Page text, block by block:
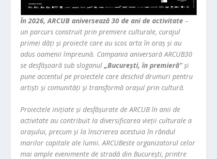
În 2026, ARCUB aniversează 30 de ani de activitate –
un parcurs construit prin premiere culturale, curajul
primei dăți și proiecte care au scos arta în oraș și au
adus oamenii împreună. Campania aniversară ARCUB30
se desfășoară sub sloganul„București, în premieră”și
pune accentul pe proiectele care deschid drumuri pentru
artiști și comunități și transformă orașul prin cultură.
Proiectele inițiate și desfășurate de ARCUB în anii de
activitate au contribuit la diversificarea vieții culturale a
orașului, precum și la înscrierea acestuia în rândul
marilor capitale ale lumii. ARCUBeste organizatorul celor
mai ample evenimente de stradă din București, printre